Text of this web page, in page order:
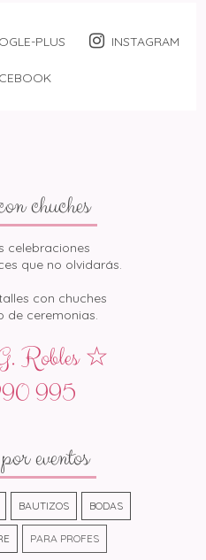
PLUS INSTAGRAM
chuches
celebraciones
que no olvidarás.
con chuches
de ceremonias.
Robles ☆
995
eventos
BAUTIZOS BODAS
PARA PROFES